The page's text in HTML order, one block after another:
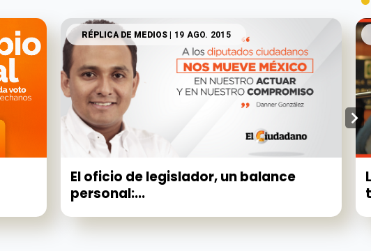
RÉPLICA DE MEDIOS | 19 AGO. 2015
El oficio de legislador, un balance
personal:...